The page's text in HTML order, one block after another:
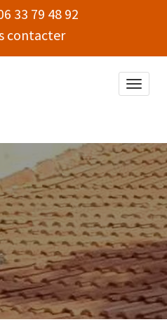
33 79 48 92
contacter
Toggle